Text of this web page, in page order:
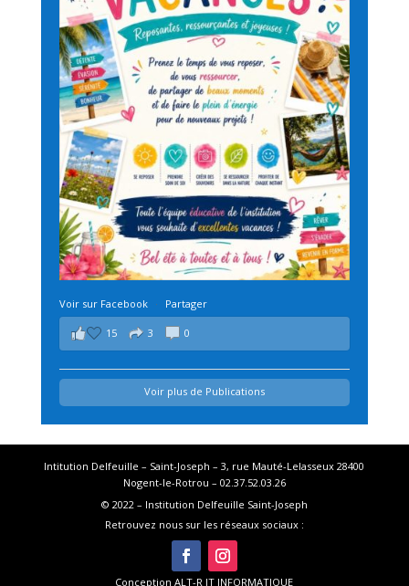
Voir sur Facebook · Partager
15 3 0
Voir plus de Publications
Intitution Delfeuille – Saint-Joseph – 3, rue Mauté-Lelasseux 28400
Nogent-le-Rotrou – 02.37.52.03.26
© 2022 – Institution Delfeuille Saint-Joseph
Retrouvez nous sur les réseaux sociaux :
Conception ALT-R IT INFORMATIQUE